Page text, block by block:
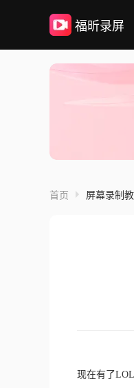
福昕录屏
首页 屏幕录制
现在有了LOL